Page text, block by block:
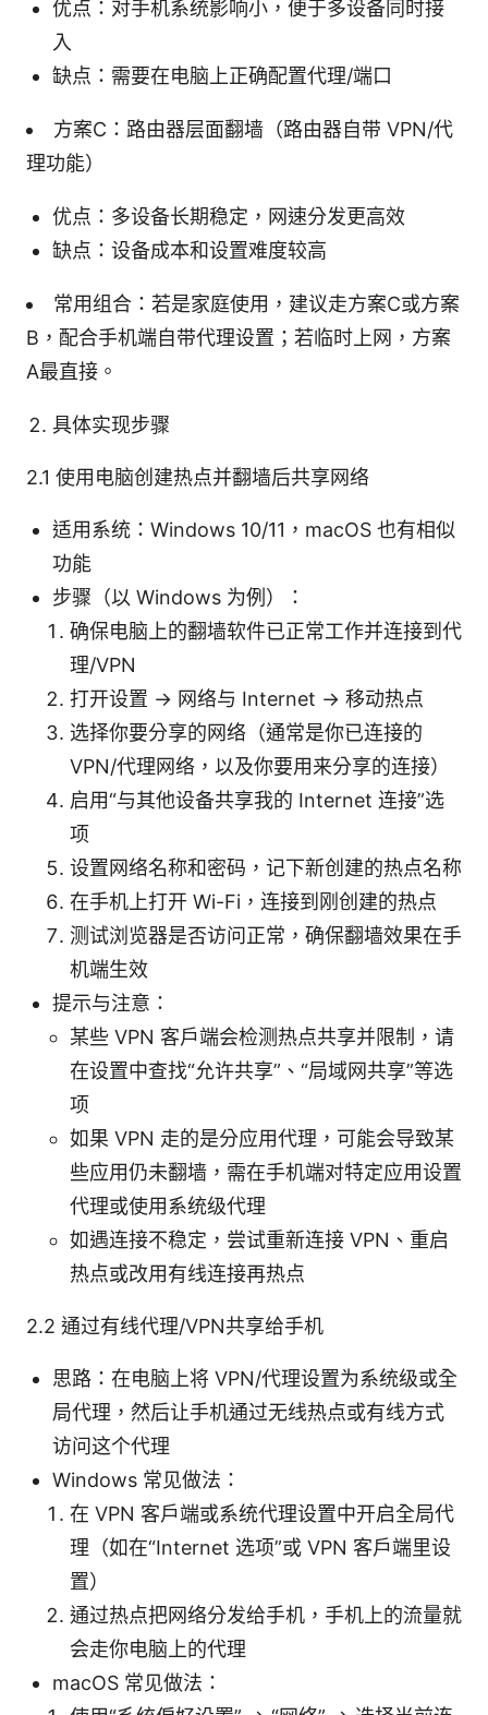
优点：对手机系统影响小，便于多设备同时接
入
缺点：需要在电脑上正确配置代理/端口
方案C：路由器层面翻墙（路由器自带 VPN/代
理功能）
优点：多设备长期稳定，网速分发更高效
缺点：设备成本和设置难度较高
常用组合：若是家庭使用，建议走方案C或方案
B，配合手机端自带代理设置；若临时上网，方案
A最直接。
具体实现步骤
2.1 使用电脑创建热点并翻墙后共享网络
适用系统：Windows 10/11，macOS 也有相似
功能
步骤（以 Windows 为例）：
确保电脑上的翻墙软件已正常工作并连接到代
理/VPN
打开设置 → 网络与 Internet → 移动热点
选择你要分享的网络（通常是你已连接的
VPN/代理网络，以及你要用来分享的连接）
启用“与其他设备共享我的 Internet 连接”选
项
设置网络名称和密码，记下新创建的热点名称
在手机上打开 Wi-Fi，连接到刚创建的热点
测试浏览器是否访问正常，确保翻墙效果在手
机端生效
提示与注意：
某些 VPN 客户端会检测热点共享并限制，请
在设置中查找“允许共享”、“局域网共享”等选
项
如果 VPN 走的是分应用代理，可能会导致某
些应用仍未翻墙，需在手机端对特定应用设置
代理或使用系统级代理
如遇连接不稳定，尝试重新连接 VPN、重启
热点或改用有线连接再热点
2.2 通过有线代理/VPN共享给手机
思路：在电脑上将 VPN/代理设置为系统级或全
局代理，然后让手机通过无线热点或有线方式
访问这个代理
Windows 常见做法：
在 VPN 客户端或系统代理设置中开启全局代
理（如在“Internet 选项”或 VPN 客户端里设
置）
通过热点把网络分发给手机，手机上的流量就
会走你电脑上的代理
macOS 常见做法：